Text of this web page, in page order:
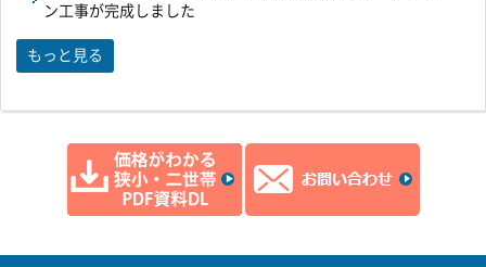
ン工事が完成しました
もっと見る